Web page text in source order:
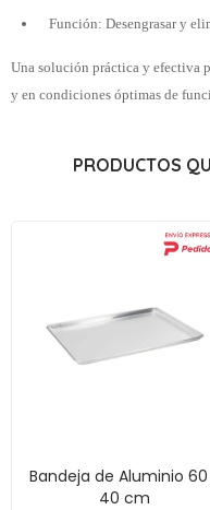
Función: Desengrasar y
Una solución práctica y efectiva
y en condiciones óptimas de
PRODUCTOS
Bandeja de Aluminio
40 cm